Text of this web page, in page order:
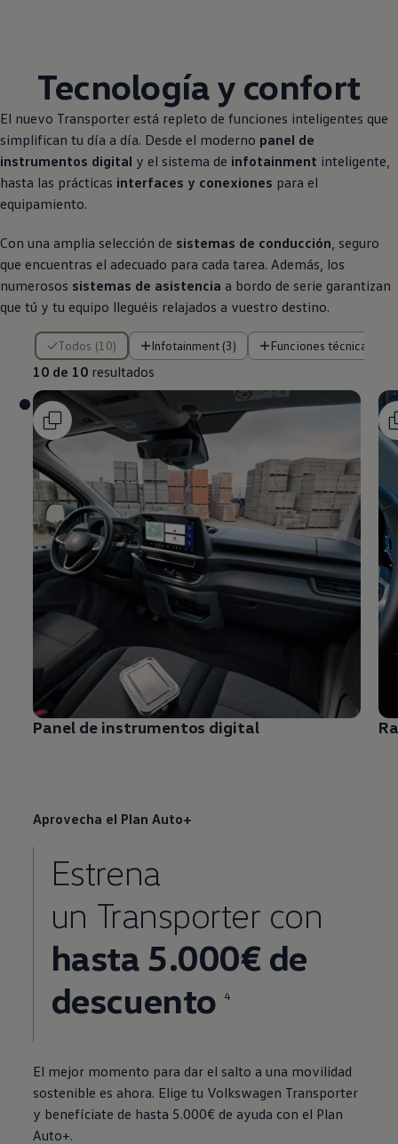
Tecnología y confort
El nuevo Transporter está repleto de funciones inteligentes que
simplifican tu día a día. Desde el moderno panel de
instrumentos digital y el sistema de infotainment inteligente,
hasta las prácticas interfaces y conexiones para el
equipamiento.
Con una amplia selección de sistemas de conducción , seguro
que encuentras el adecuado para cada tarea. Además, los
numerosos sistemas de asistencia a bordo de serie garantizan
que tú y tu equipo lleguéis relajados a vuestro destino.
Todos (10) Infotainment (3) Funciones técnicas (3)
10 de 10 resultados
10 de 10 resultados
Panel de instrumentos digital
Aprovecha el Plan Auto+
Estrena
un Transportercon
hasta 5.000€ de
descuento
4
El mejor momento para dar el salto a una movilidad
sostenible es ahora. Elige tu Volkswagen Transporter
y benefíciate de hasta 5.000€ de ayuda con el Plan
Auto+.